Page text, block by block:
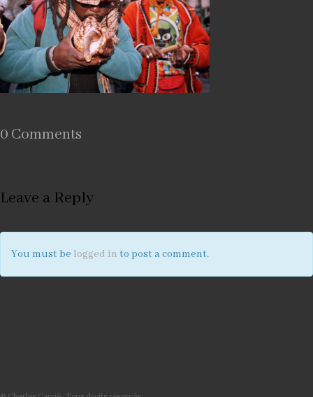
0 Comments
Leave a Reply
You must be logged in to post a comment.